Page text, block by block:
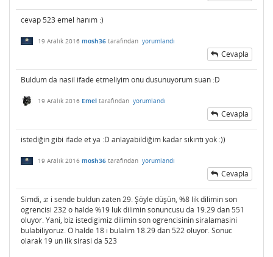
cevap 523 emel hanım :)
19 Aralık 2016 mosh36 tarafından yorumlandı
Cevapla
Buldum da nasil ifade etmeliyim onu dusunuyorum suan :D
19 Aralık 2016 Emel tarafından yorumlandı
Cevapla
istediğin gibi ifade et ya :D anlayabildiğim kadar sıkıntı yok :))
19 Aralık 2016 mosh36 tarafından yorumlandı
Cevapla
Simdi, x
x i sende buldun zaten 29. Şöyle düşün, %8 lik dilimin son
ogrencisi 232 o halde %19 luk dilimin sonuncusu da 19.29 dan 551
oluyor. Yani, biz istedigimiz dilimin son ogrencisinin siralamasini
bulabiliyoruz. O halde 18 i bulalim 18.29 dan 522 oluyor. Sonuc
olarak 19 un ilk sirasi da 523